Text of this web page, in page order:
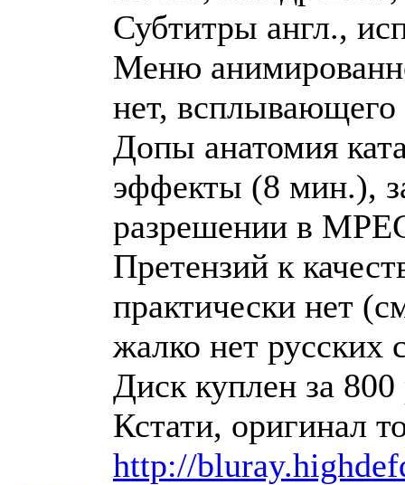
Субтитры англ.,
Меню
нет,
Допы анатомия
эффекты (8 мин.),
разрешении в
Претензий к
практически нет
жалко нет русских
Диск куплен за 800
Кстати, оригинал
http://